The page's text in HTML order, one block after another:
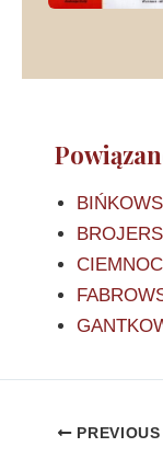
PREVIOUS